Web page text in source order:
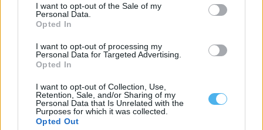
I want to opt-out of the Sale of my
Personal Data.
Opted In
I want to opt-out of processing my
Personal Data for Targeted Advertising.
Opted In
I want to opt-out of Collection, Use,
Retention, Sale, and/or Sharing of my
Personal Data that Is Unrelated with the
Purposes for which it was collected.
Opted Out
Mértola: Repavimentação terminada em troço da Estrada
Municipal 510 (EM510)
A Câmara de Mértola, no distrito de Beja, terminou a empreitada
de repavimentação no...
5 Agosto, 2026 - 16:00